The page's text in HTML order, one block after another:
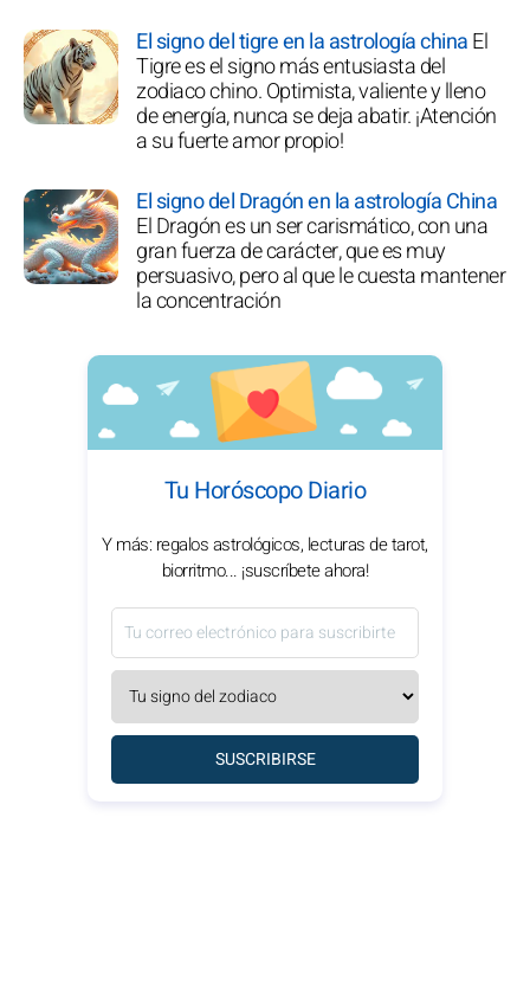
El signo del tigre en la astrología chinaEl
Tigre es el signo más entusiasta del
zodiaco chino. Optimista, valiente y lleno
de energía, nunca se deja abatir. ¡Atención
a su fuerte amor propio!
El signo del Dragón en la astrología China
El Dragón es un ser carismático, con una
gran fuerza de carácter, que es muy
persuasivo, pero al que le cuesta mantener
la concentración
Tu Horóscopo Diario
Y más: regalos astrológicos, lecturas de tarot,
biorritmo... ¡suscríbete ahora!
SUSCRIBIRSE